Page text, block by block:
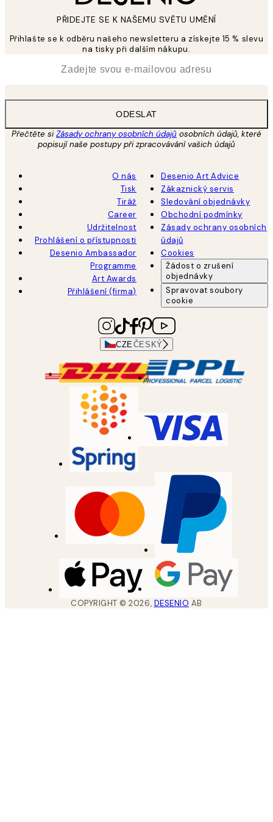
PŘIDEJTE SE K NAŠEMU SVĚTU UMĚNÍ
Přihlašte se k odběru našeho newsletteru a získejte 15 % slevu
na tisky při dalším nákupu.
ODESLAT
Přečtěte siZásady ochrany osobních údajů osobních údajů, které
popisují naše postupy při zpracovávání vašich údajů
O nás
Tisk
Tiráž
Career
Udržitelnost
Prohlášení o přístupnosti
Desenio Ambassador
Programme
Art Awards
Přihlášení (firma)
Desenio Art Advice
Zákaznický servis
Sledování objednávky
Obchodní podmínky
Zásady ochrany osobních
údajů
Cookies
Žádost o zrušení
objednávky
Spravovat soubory
cookie
CZE ČESKÝ
COPYRIGHT ©2026, DESENIO AB